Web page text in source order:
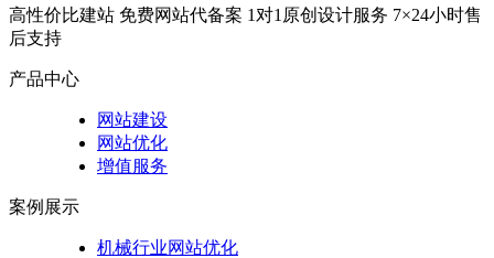
高性价比建站 免费网站代备案 1对1原创设计服务 7×24小时售
后支持
产品中心
网站建设
网站优化
增值服务
案例展示
机械行业网站优化